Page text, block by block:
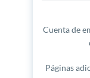
Cuenta de
Páginas